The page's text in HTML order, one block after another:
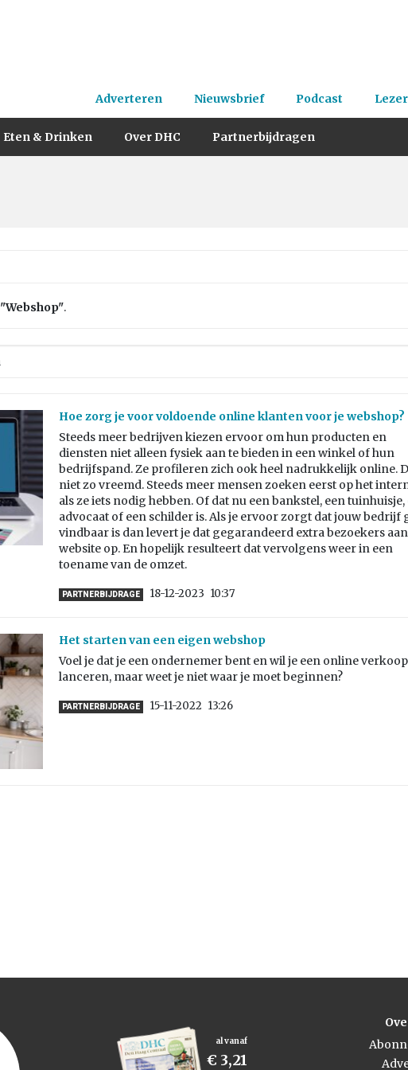
Adverteren Nieuwsbrief Podcast
Eten & Drinken Over DHC Partnerbijdragen
"Webshop".
Hoe zorg je voor voldoende online klanten voor je webshop?
Steeds meer bedrijven kiezen ervoor om hun producten en
diensten niet alleen fysiek aan te bieden in een winkel of hun
bedrijfspand. Ze profileren zich ook heel nadrukkelijk online.
niet zo vreemd. Steeds meer mensen zoeken eerst op het
als ze iets nodig hebben. Of dat nu een bankstel, een tuinhuisje,
advocaat of een schilder is. Als je ervoor zorgt dat jouw bedrijf
vindbaar is dan levert je dat gegarandeerd extra bezoekers
website op. En hopelijk resulteert dat vervolgens weer in een
toename van de omzet.
PARTNERBIJDRAGE 18-12-2023 10:37
Het starten van een eigen webshop
Voel je dat je een ondernemer bent en wil je een online
lanceren, maar weet je niet waar je moet beginnen?
PARTNERBIJDRAGE 15-11-2022 13:26
al vanaf
€ 3,21